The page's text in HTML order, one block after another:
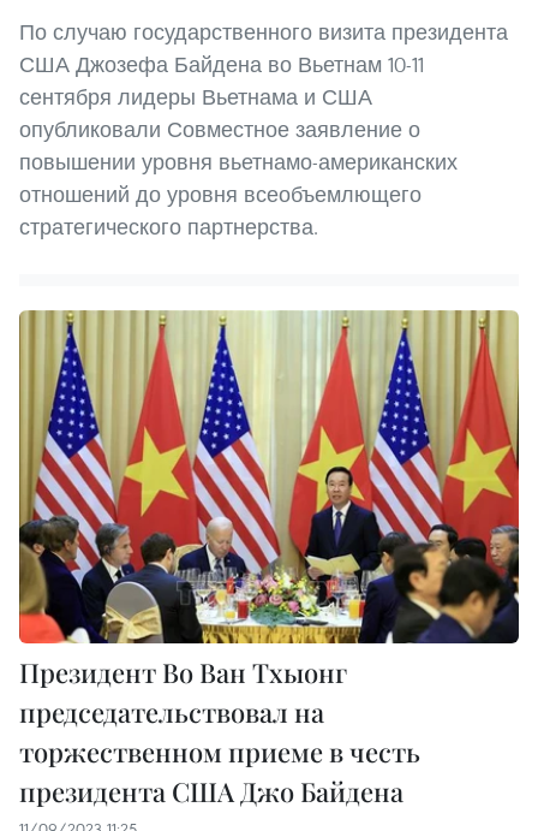
По случаю государственного визита президента
США Джозефа Байдена во Вьетнам 10-11
сентября лидеры Вьетнама и США
опубликовали Совместное заявление о
повышении уровня вьетнамо-американских
отношений до уровня всеобъемлющего
стратегического партнерства.
Президент Во Ван Тхыонг
председательствовал на
торжественном приеме в честь
президента США Джо Байдена